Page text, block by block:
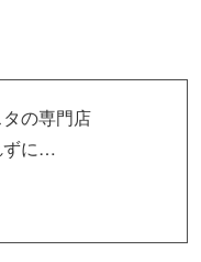
の専門店
ずに…